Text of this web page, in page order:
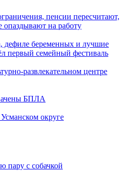
пенсии пересчитают,
на работу
дефиле беременных и лучшие
первый семейный фестиваль
развлекательном центре
БПЛА
округе
пару с собачкой